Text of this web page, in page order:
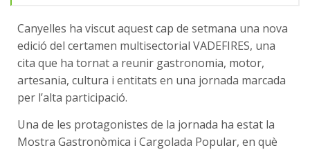
Canyelles ha viscut aquest cap de setmana una nova
edició del certamen multisectorial VADEFIRES, una
cita que ha tornat a reunir gastronomia, motor,
artesania, cultura i entitats en una jornada marcada
per l’alta participació.
Una de les protagonistes de la jornada ha estat la
Mostra Gastronòmica i Cargolada Popular, en què